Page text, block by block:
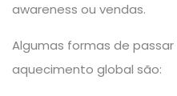
awareness ou vendas.
Algumas formas de
aquecimento global são: